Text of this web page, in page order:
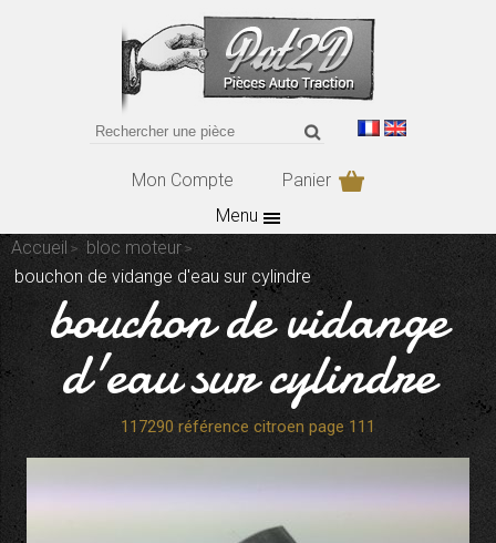
Mon Compte
Panier
Menu
Accueil
bloc moteur
bouchon de vidange d'eau sur cylindre
bouchon de vidange
d'eau sur cylindre
117290 référence citroen page 111